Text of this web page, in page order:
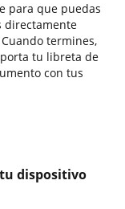
para que puedas
directamente
termines,
tu libreta de
con tus
dispositivo